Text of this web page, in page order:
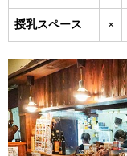
授乳スペース ×